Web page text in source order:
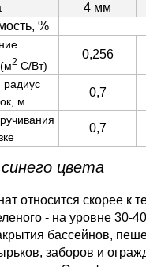
4 мм
%
2 С/Вт)
0,256
м
0,7
0,7
цвета
относится скорее к
- на уровне 30-
бассейнов,
заборов и